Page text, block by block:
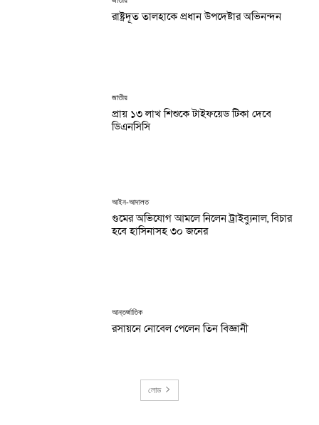
রাষ্ট্রদূত তালহাকে প্রধান উপদেষ্টার অভিনন্দন
জাতীয়
প্রায় ১৩ লাখ শিশুকে টাইফয়েড টিকা দেবে
ডিএনসিসি
আইন-আদালত
গুমের অভিযোগ আমলে নিলেন ট্রাইব্যুনাল, বিচার
হবে হাসিনাসহ ৩০ জনের
আন্তর্জাতিক
রসায়নে নোবেল পেলেন তিন বিজ্ঞানী
লোড